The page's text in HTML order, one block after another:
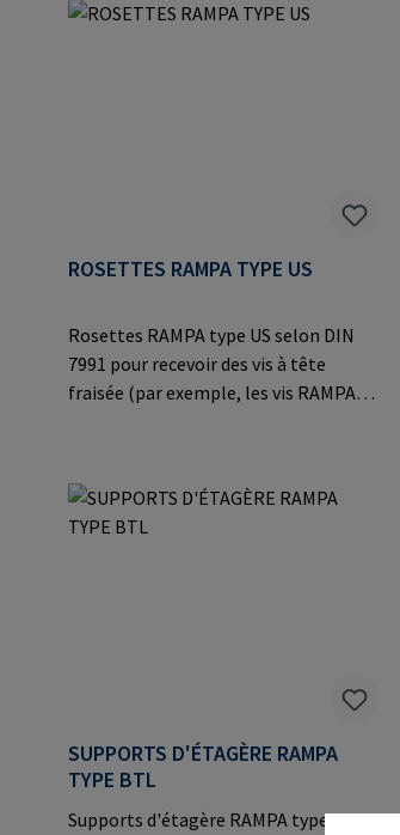
ROSETTES RAMPA TYPE US
Rosettes RAMPA type US selon DIN
7991 pour recevoir des vis à tête
fraisée (par exemple, les vis RAMPA
der Heide 8 21514 Büchen Germany E-
Mail: mail@rampa.com
SUPPORTS D'ÉTAGÈRE RAMPA
TYPE BTL
Supports d'étagère RAMPA type BTL